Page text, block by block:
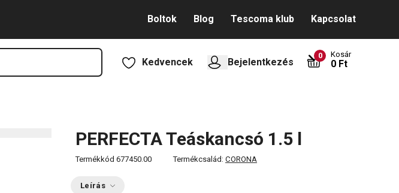
Boltok Blog Tescoma klub Kapcsolat
Kedvencek Bejelentkezés
0 Kosár
0 Ft
PERFECTA Teáskancsó 1.5 l
Termékkód 677450.00 Termékcsalád: CORONA
Leírás